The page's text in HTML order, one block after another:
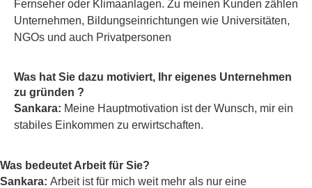
Fernseher oder Klimaanlagen. Zu meinen Kunden zählen
Unternehmen, Bildungseinrichtungen wie Universitäten,
NGOs und auch Privatpersonen
Was hat Sie dazu motiviert, Ihr eigenes Unternehmen
zu gründen ?
Sankara: Meine Hauptmotivation ist der Wunsch, mir ein
stabiles Einkommen zu erwirtschaften.
Was bedeutet Arbeit für Sie?
Sankara: Arbeit ist für mich weit mehr als nur eine